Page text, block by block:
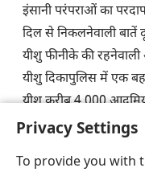
Privacy Settings
To provide you with
इंसानी परंपराओं का
दिल से निकलनेवाली बातें
यीशु फीनीके की
यीशु दिकापुलिस में एक
यीशु करीब 4,000
फरीसी यीशु से कहते हैं कि
(8:14-21)